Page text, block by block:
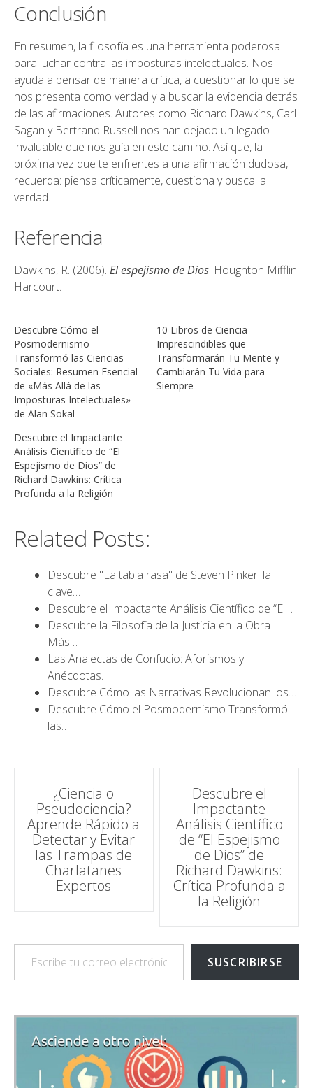
Conclusión
En resumen, la filosofía es una herramienta poderosa
para luchar contra las imposturas intelectuales. Nos
ayuda a pensar de manera crítica, a cuestionar lo que se
nos presenta como verdad y a buscar la evidencia detrás
de las afirmaciones. Autores como Richard Dawkins, Carl
Sagan y Bertrand Russell nos han dejado un legado
invaluable que nos guía en este camino. Así que, la
próxima vez que te enfrentes a una afirmación dudosa,
recuerda: piensa críticamente, cuestiona y busca la
verdad.
Referencia
Dawkins, R. (2006). El espejismo de Dios. Houghton Mifflin
Harcourt.
Descubre Cómo el
Posmodernismo
Transformó las Ciencias
Sociales: Resumen Esencial
de «Más Allá de las
Imposturas Intelectuales»
de Alan Sokal
10 Libros de Ciencia
Imprescindibles que
Transformarán Tu Mente y
Cambiarán Tu Vida para
Siempre
Descubre el Impactante
Análisis Científico de “El
Espejismo de Dios” de
Richard Dawkins: Crítica
Profunda a la Religión
Related Posts:
Descubre "La tabla rasa" de Steven Pinker: la
clave…
Descubre el Impactante Análisis Científico de “El…
Descubre la Filosofía de la Justicia en la Obra
Más…
Las Analectas de Confucio: Aforismos y
Anécdotas…
Descubre Cómo las Narrativas Revolucionan los…
Descubre Cómo el Posmodernismo Transformó
las…
Navegación
de
entradas
¿Ciencia o
Pseudociencia?
Aprende Rápido a
Detectar y Evitar
las Trampas de
Charlatanes
Expertos
Descubre el
Impactante
Análisis Científico
de “El Espejismo
de Dios” de
Richard Dawkins:
Crítica Profunda a
la Religión
Escribe tu correo electrónico…
SUSCRIBIRSE